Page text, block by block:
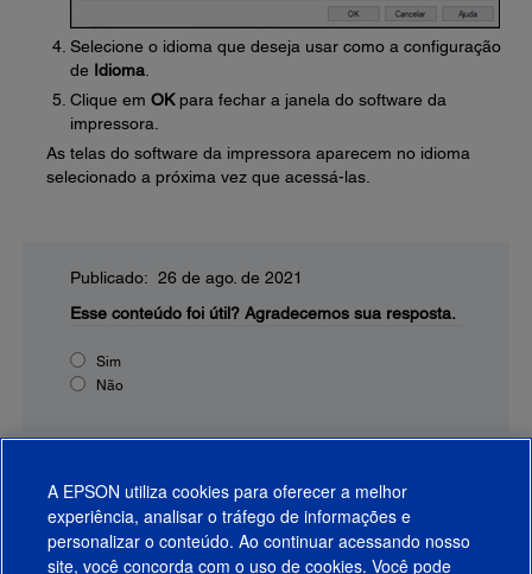
Selecione o idioma que deseja usar como a configuração
de Idioma
Clique em OKpara fechar a janela do software da
impressora.
As telas do software da impressora aparecem no idioma
selecionado a próxima vez que acessá-las.
Publicado: 26 de ago. de 2021
Esse conteúdo foi útil? Agradecemos sua resposta.
Sim
Não
A EPSON utiliza cookies para oferecer a melhor
experiência, analisar o tráfego de informações e
personalizar o conteúdo. Ao continuar acessando nosso
site, você concorda com o uso de cookies. Você pode